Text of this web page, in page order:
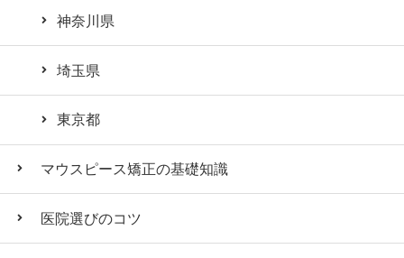
神奈川県
埼玉県
東京都
マウスピース矯正の基礎知識
医院選びのコツ